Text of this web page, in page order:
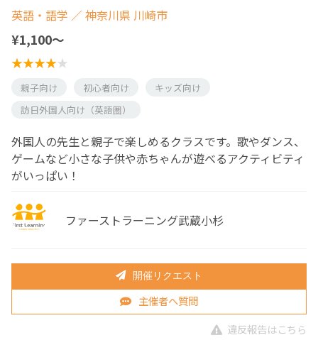
英語・語学 ／ 神奈川県 川崎市
¥1,100〜
親子向け 初心者向け
キッズ向け
訪日外国人向け（英語圏）
外国人の先生と親子で楽しめるクラスです。歌やダンス、
ゲームなど小さな子供や赤ちゃんが遊べるアクティビティ
がいっぱい！
ファーストラーニング武蔵小杉
開催リクエスト
主催者へ質問
違反報告はこちら